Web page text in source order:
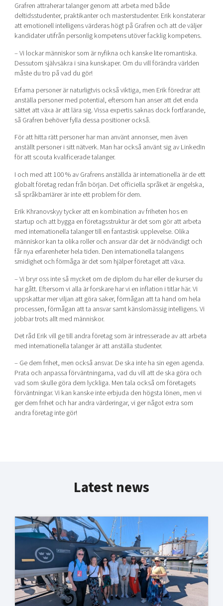
Grafren attraherar talanger genom att arbeta med både
deltidsstudenter, praktikanter och masterstudenter. Erik konstaterar
att emotionell intelligens värderas högt på Grafren och att de väljer
kandidater utifrån personlig kompetens utöver facklig kompetens.
– Vi lockar människor som är nyfikna och kanske lite romantiska.
Dessutom självsäkra i sina kunskaper. Om du vill förändra världen
måste du tro på vad du gör!
Erfarna personer är naturligtvis också viktiga, men Erik föredrar att
anställa personer med potential, eftersom han anser att det enda
sättet att växa är att lära sig. Vissa expertis saknas dock fortfarande,
så Grafren behöver fylla dessa positioner också.
För att hitta rätt personer har man använt annonser, men även
anställt personer i sitt nätverk. Man har också använt sig av LinkedIn
för att scouta kvalificerade talanger.
I och med att 100 % av Grafrens anställda är internationella är de ett
globalt företag redan från början. Det officiella språket är engelska,
så språkbarriärer är inte ett problem för dem.
Erik Khranovskyy tycker att en kombination av friheten hos en
startup och att bygga en företagsstruktur är det som gör att arbeta
med internationella talanger till en fantastisk upplevelse. Olika
människor kan ta olika roller och ansvar där det är nödvändigt och
får nya erfarenheter hela tiden. Den internationella talangens
smidighet och förmåga är det som hjälper företaget att växa.
– Vi bryr oss inte så mycket om de diplom du har eller de kurser du
har gått. Eftersom vi alla är forskare har vi en inflation i titlar här. Vi
uppskattar mer viljan att göra saker, förmågan att ta hand om hela
processen, förmågan att ta ansvar samt känslomässig intelligens. Vi
jobbar trots allt med människor.
Det råd Erik vill ge till andra företag som är intresserade av att arbeta
med internationella talanger är att anställa studenter.
– Ge dem frihet, men också ansvar. De ska inte ha sin egen agenda.
Prata och anpassa förväntningarna, vad du vill att de ska göra och
vad som skulle göra dem lyckliga. Men tala också om företagets
förväntningar. Vi kan kanske inte erbjuda den högsta lönen, men vi
ger dem frihet och har andra värderingar, vi ger något extra som
andra företag inte gör!
Latest news